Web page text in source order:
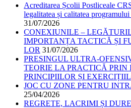
Acreditarea Școlii Postliceale
legalitatea și calitatea
31/07/2026
CONEXIUNILE –
IMPORTANȚA TACTICĂ ȘI
LOR 31/07/2026
PRESINGUL ULTRA-
TEORIE LA PRACTICĂ PRIN
PRINCIPIILOR ȘI
JOC CU ZONE PENTRU
25/04/2026
REGRETE, LACRIMI ȘI